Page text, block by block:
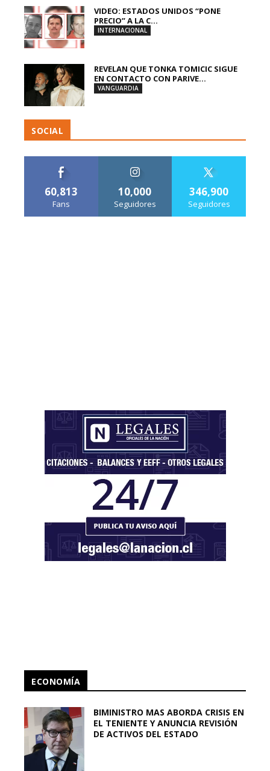
VIDEO: ESTADOS UNIDOS “PONE
PRECIO” A LA C...
INTERNACIONAL
REVELAN QUE TONKA TOMICIC SIGUE
EN CONTACTO CON PARIVE...
VANGUARDIA
SOCIAL
60,813
Fans
10,000
Seguidores
346,900
Seguidores
ECONOMÍA
BIMINISTRO MAS ABORDA CRISIS EN
EL TENIENTE Y ANUNCIA REVISIÓN
DE ACTIVOS DEL ESTADO